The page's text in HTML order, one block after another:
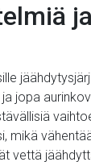
jopa
vettä